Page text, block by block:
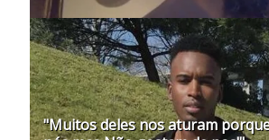
"Muitos deles nos aturam